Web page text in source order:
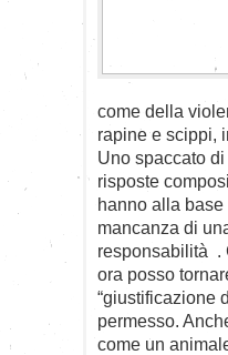
come della
rapine e scippi,
Uno spaccato
risposte
hanno alla base
mancanza di
responsabilità .
ora posso
“giustificazione
permesso.
come un